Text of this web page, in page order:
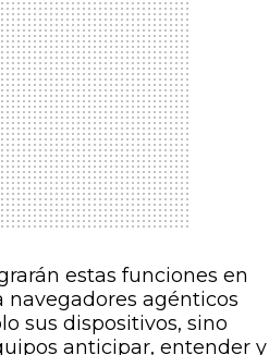
estas funciones en
navegadores agénticos
sus dispositivos, sino
anticipar, entender y